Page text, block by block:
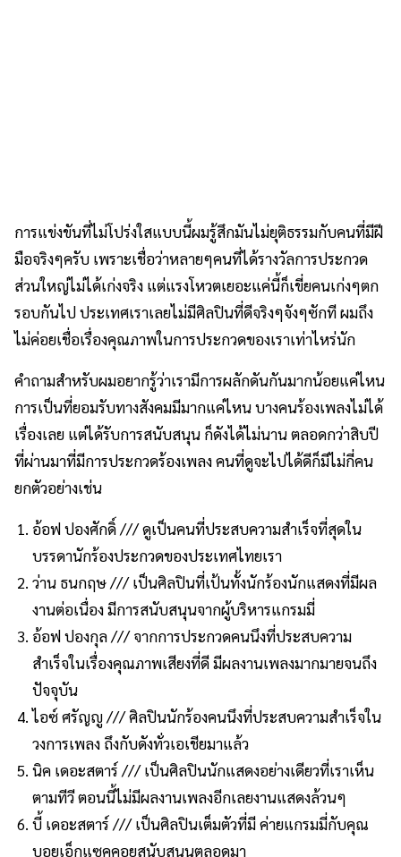
การแข่งขันที่ไม่โปร่งใสแบบนี้ผมรู้สึกมันไม่ยุติธรรมกับคนที่มีฝี
มือจริงๆครับ เพราะเชื่อว่าหลายๆคนที่ได้รางวัลการประกวด
ส่วนใหญ่ไม่ได้เก่งจริง แต่แรงโหวตเยอะแค่นี้ก็เขี่ยคนเก่งๆตก
รอบกันไป ประเทศเราเลยไม่มีศิลปินที่ดีจริงๆจังๆซักที ผมถึง
ไม่ค่อยเชื่อเรื่องคุณภาพในการประกวดของเราเท่าไหร่นัก
คำถามสำหรับผมอยากรู้ว่าเรามีการผลักดันกันมากน้อยแค่ไหน
การเป็นที่ยอมรับทางสังคมมีมากแค่ไหน บางคนร้องเพลงไม่ได้
เรื่องเลย แต่ได้รับการสนับสนุน ก็ดังได้ไม่นาน ตลอดกว่าสิบปี
ที่ผ่านมาที่มีการประกวดร้องเพลง คนที่ดูจะไปได้ดีก็มีไม่กี่คน
ยกตัวอย่างเช่น
อ้อฟ ปองศักดิ์ /// ดูเป็นคนที่ประสบความสำเร็จที่สุดใน
บรรดานักร้องประกวดของประเทศไทยเรา
ว่าน ธนกฤษ /// เป็นศิลปินที่เป้นทั้งนักร้องนักแสดงที่มีผล
งานต่อเนื่อง มีการสนับสนุนจากผู้บริหารแกรมมี่
อ้อฟ ปองกุล /// จากการประกวดคนนึงที่ประสบความ
สำเร็จในเรื่องคุณภาพเสียงที่ดี มีผลงานเพลงมากมายจนถึง
ปัจจุบัน
ไอซ์ ศรัญญู /// ศิลปินนักร้องคนนึงที่ประสบความสำเร็จใน
วงการเพลง ถึงกับดังทั่วเอเชียมาแล้ว
นิค เดอะสตาร์ /// เป็นศิลปินนักแสดงอย่างเดียวที่เราเห็น
ตามทีวี ตอนนี้ไม่มีผลงานเพลงอีกเลยงานแสดงล้วนๆ
บี้ เดอะสตาร์ /// เป็นศิลปินเต็มตัวที่มี ค่ายแกรมมี่กับคุณ
บอยเอ็กแซคคอยสนับสนุนตลอดมา